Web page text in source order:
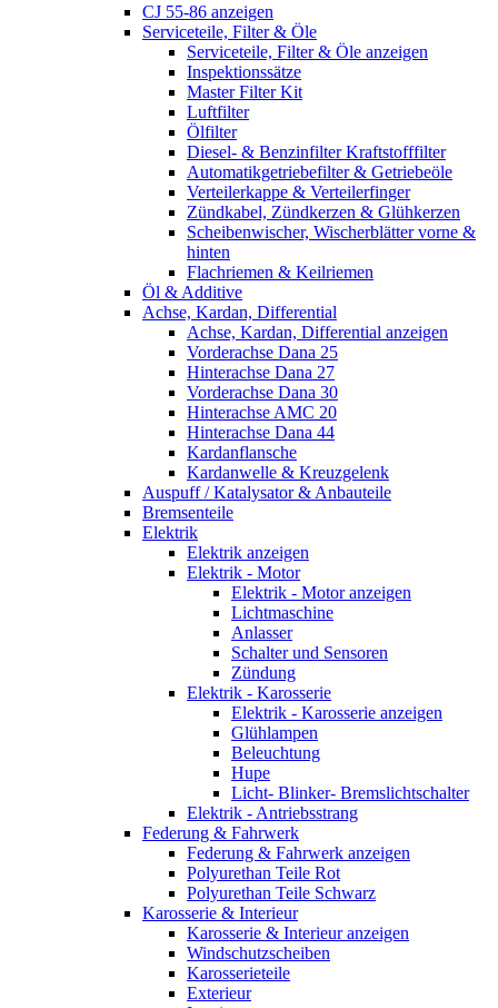
CJ 55-86 anzeigen
Serviceteile, Filter & Öle
Serviceteile, Filter & Öle anzeigen
Inspektionssätze
Master Filter Kit
Luftfilter
Ölfilter
Diesel- & Benzinfilter Kraftstofffilter
Automatikgetriebefilter & Getriebeöle
Verteilerkappe & Verteilerfinger
Zündkabel, Zündkerzen & Glühkerzen
Scheibenwischer, Wischerblätter vorne &
hinten
Flachriemen & Keilriemen
Öl & Additive
Achse, Kardan, Differential
Achse, Kardan, Differential anzeigen
Vorderachse Dana 25
Hinterachse Dana 27
Vorderachse Dana 30
Hinterachse AMC 20
Hinterachse Dana 44
Kardanflansche
Kardanwelle & Kreuzgelenk
Auspuff / Katalysator & Anbauteile
Bremsenteile
Elektrik
Elektrik anzeigen
Elektrik - Motor
Elektrik - Motor anzeigen
Lichtmaschine
Anlasser
Schalter und Sensoren
Zündung
Elektrik - Karosserie
Elektrik - Karosserie anzeigen
Glühlampen
Beleuchtung
Hupe
Licht- Blinker- Bremslichtschalter
Elektrik - Antriebsstrang
Federung & Fahrwerk
Federung & Fahrwerk anzeigen
Polyurethan Teile Rot
Polyurethan Teile Schwarz
Karosserie & Interieur
Karosserie & Interieur anzeigen
Windschutzscheiben
Karosserieteile
Exterieur